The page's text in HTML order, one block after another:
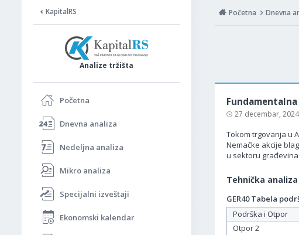
KapitalRS
Analize tržišta
Početna
Dnevna analiza
Nedeljna analiza
Mikro analiza
Specijalni izveštaji
Ekonomski kalendar
Početna Dnevna
27 decembar, 2024
Tokom trgovanja u
Nemačke akcije
u sektoru
Tehnička analiza
GER40 Tabela
Podrška i Otpor
Otpor 2